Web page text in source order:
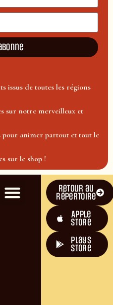
issus de toutes les régions
sur notre merveilleux et
pour animer partout et tout le
sur le shop !
Retour au
répertoire
Apple
Store
plays
store